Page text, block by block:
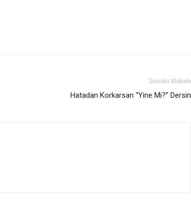
Sonraki Makale
Hatadan Korkarsan “Yine Mi?” Dersin